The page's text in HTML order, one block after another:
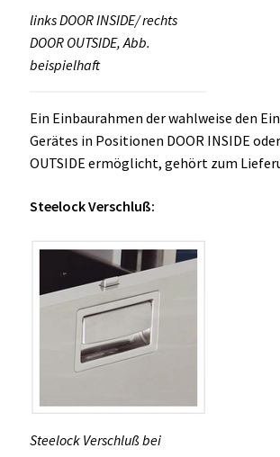
links DOOR INSIDE/ rechts
DOOR OUTSIDE, Abb.
beispielhaft
Ein Einbaurahmen der wahlweise den
Gerätes in Positionen DOOR INSIDE
OUTSIDE ermöglicht, gehört zum
Steelock Verschluß:
Steelock Verschluß bei